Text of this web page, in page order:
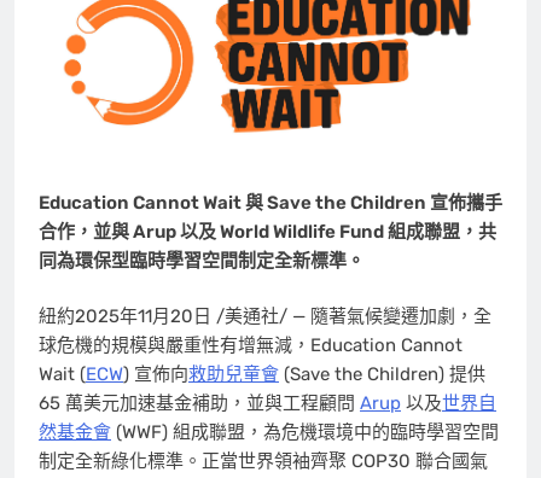
Education Cannot Wait 與 Save the Children 宣佈攜手
合作，並與 Arup 以及 World Wildlife Fund 組成聯盟，共
同為環保型臨時學習空間制定全新標準。
紐約2025年11月20日 /美通社/ — 隨著氣候變遷加劇，全
球危機的規模與嚴重性有增無減，Education Cannot
Wait (ECW) 宣佈向救助兒童會 (Save the Children) 提供
65 萬美元加速基金補助，並與工程顧問 Arup 以及世界自
然基金會 (WWF) 組成聯盟，為危機環境中的臨時學習空間
制定全新綠化標準。正當世界領袖齊聚 COP30 聯合國氣